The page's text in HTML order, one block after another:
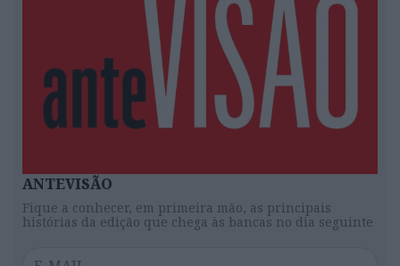
ANTEVISÃO
Fique a conhecer, em primeira mão, as principais
histórias da edição que chega às bancas no dia seguinte